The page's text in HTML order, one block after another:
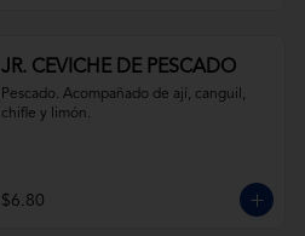
JR. CEVICHE DE PESCADO
Pescado. Acompañado de ají, canguil,
chifle y limón.
$6.80